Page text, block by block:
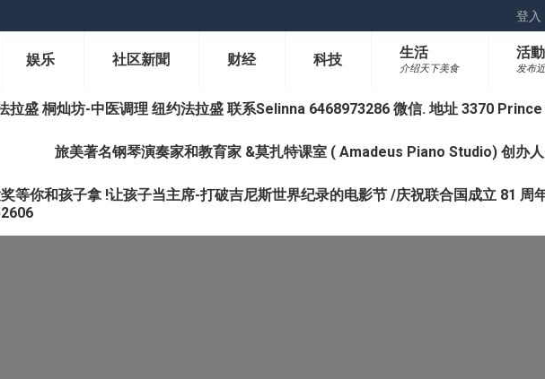
登入
娱乐 社区新聞 财经 科技 生活
介绍天下美食
活
发布
拉盛 桐灿坊-中医调理 纽约法拉盛 联系Selinna 6468973286 微信. 地址 3370
旅美著名钢琴演奏家和教育家 &莫扎特课室 ( Amadeus Piano Studio) 创办
等你和孩子拿 !让孩子当主席-打破吉尼斯世界纪录的电影节 /庆祝联合国成立 81 周